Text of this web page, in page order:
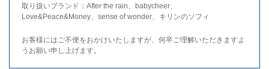
取り扱いブランド：After the rain、babycheer、
Love&Peace&Money、sense of wonder、キリンのソフィ
お客様にはご不便をおかけいたしますが、何卒ご理解いただきますよ
うお願い申し上げます。